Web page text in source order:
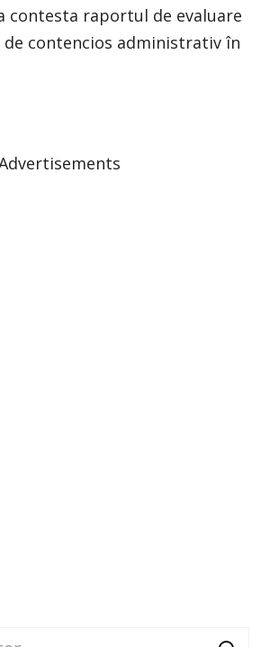
contesta raportul de evaluare
de contencios administrativ în